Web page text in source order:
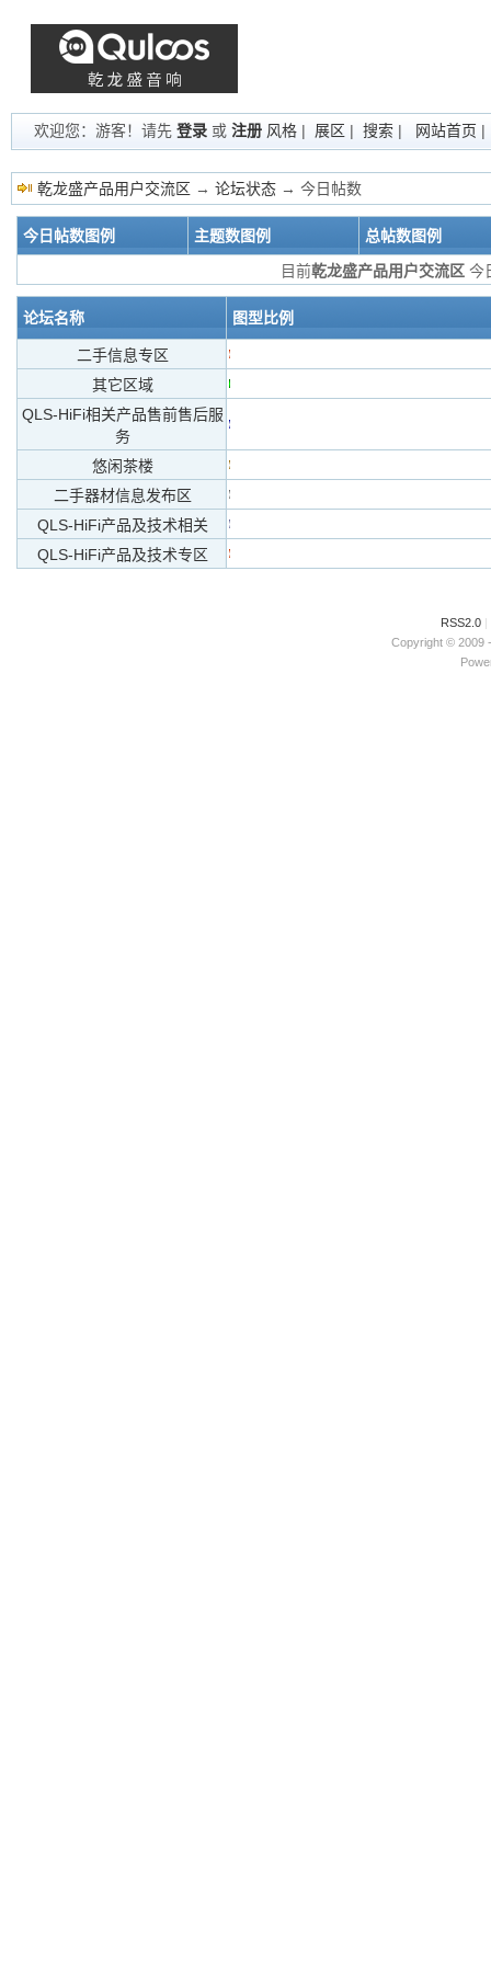
欢迎您：游客！请先 登录 或 注册 风格 | 展区 | 搜索 | 网站首页
乾龙盛产品用户交流区 → 论坛状态 → 今日帖数
今日帖数图例 主题数图例
总帖数图例
目前乾龙盛产品用户交流区 今
论坛名称 图型比例
二手信息专区
其它区域
QLS-HiFi相关产品售前售后服
务
悠闲茶楼
二手器材信息发布区
QLS-HiFi产品及技术相关
QLS-HiFi产品及技术专区
RSS2.0 |
Copyright © 2009